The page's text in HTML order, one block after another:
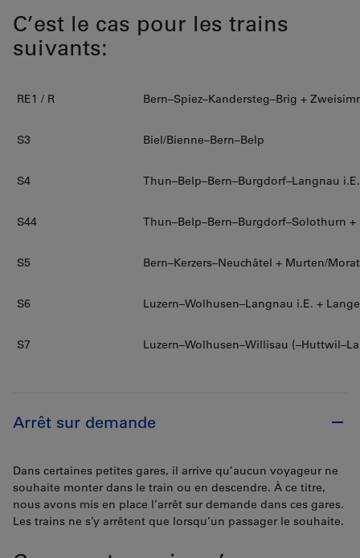
C’est le cas pour les trains
suivants:
RE1 / R Bern–Spiez–Kandersteg–Brig +
S3 Biel/Bienne–Bern–Belp
S4 Thun–Belp–Bern–Burgdorf–Langnau i.E.
S44 Thun–Belp–Bern–Burgdorf–Solothurn
S5 Bern–Kerzers–Neuchâtel + Murten/
S6 Luzern–Wolhusen–Langnau i.E. +
S7 Luzern–Wolhusen–Willisau
Arrêt sur demande
Dans certaines petites gares, il arrive qu’aucun voyageur ne
souhaite monter dans le train ou en descendre. À ce titre,
nous avons mis en place l’arrêt sur demande dans ces gares.
Les trains ne s’y arrêtent que lorsqu’un passager le souhaite.